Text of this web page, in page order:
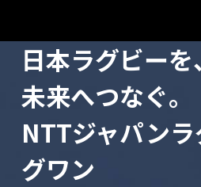
日本ラグビーを、
未来へつなぐ。
NTTジャパン
グワン